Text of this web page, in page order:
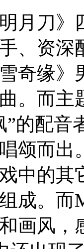
刀》
、资深
奇缘》
。而主
”的配音
颂而出
中的其
成。
画风